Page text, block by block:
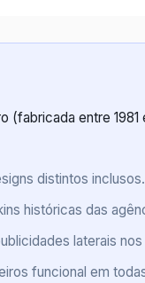
(fabricada entre
distintos inclusos.
históricas das
laterais
funcional em